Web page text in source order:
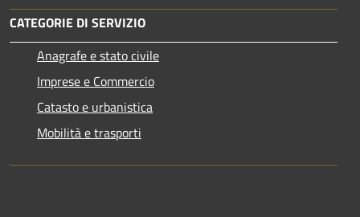
CATEGORIE DI SERVIZIO
Anagrafe e stato civile
Imprese e Commercio
Catasto e urbanistica
Mobilità e trasporti